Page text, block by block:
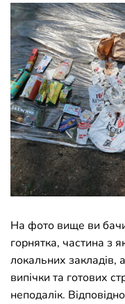
На фото вище ви
горнятка, частина з
локальних закладів,
випічки та готових
неподалік.